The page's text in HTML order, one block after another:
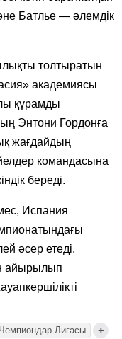
Батлье — әлемдік
толтыратын
академиясы
құрамды
Энтони Гордонға
жағдайдың
командасына
береді.
Испания
әсер етеді.
айырылып
Чемпиондар Лигасы +